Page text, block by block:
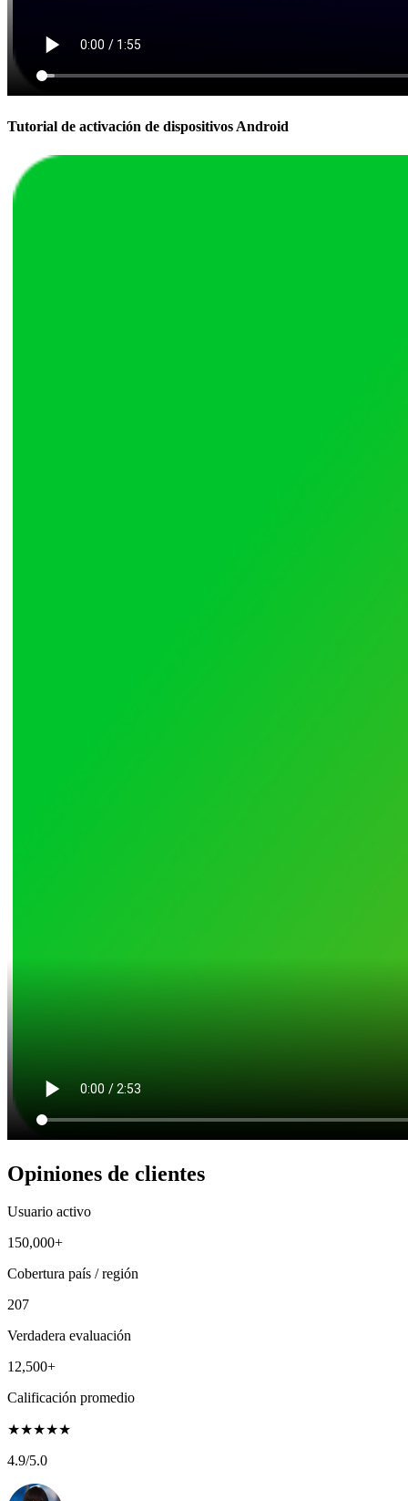
Tutorial de activación de dispositivos Android
Opiniones de clientes
Usuario activo
150,000+
Cobertura país / región
207
Verdadera evaluación
12,500+
Calificación promedio
★★★★★
4.9/5.0